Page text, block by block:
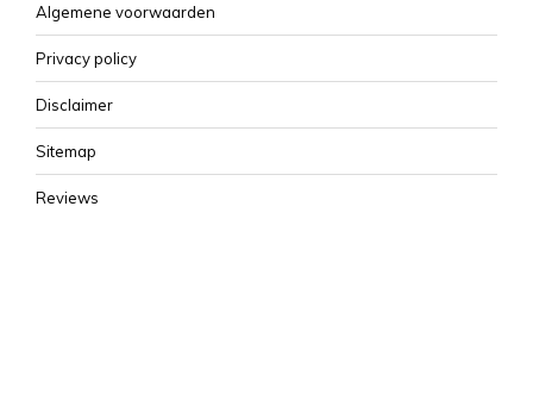
Algemene voorwaarden
Privacy policy
Disclaimer
Sitemap
Reviews